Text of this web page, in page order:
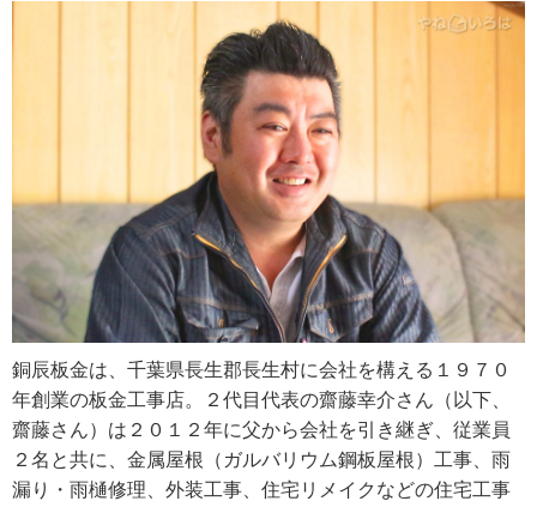
銅辰板金は、千葉県長生郡長生村に会社を構える１９７０
年創業の板金工事店。２代目代表の齋藤幸介さん（以下、
齋藤さん）は２０１２年に父から会社を引き継ぎ、従業員
２名と共に、金属屋根（ガルバリウム鋼板屋根）工事、雨
漏り・雨樋修理、外装工事、住宅リメイクなどの住宅工事